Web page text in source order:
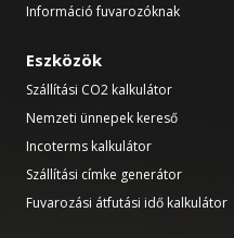
Információ fuvarozóknak
Eszközök
Szállítási CO2 kalkulátor
Nemzeti ünnepek kereső
Incoterms kalkulátor
Szállítási címke generátor
Fuvarozási átfutási idő kalkulátor